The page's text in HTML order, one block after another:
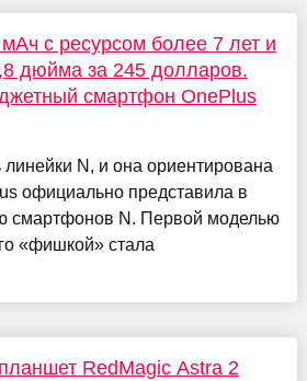
с ресурсом более 7 лет и
дюйма за 245 долларов.
смартфон OnePlus
N, и она ориентирована
официально представила в
смартфонов N. Первой моделью
«фишкой» стала
RedMagic Astra 2